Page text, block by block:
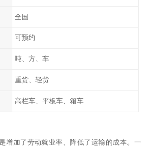
全国
可预约
吨、方、车
重货、轻货
高栏车、平板车、箱车
增加了劳动就业率、降低了运输的成本。一